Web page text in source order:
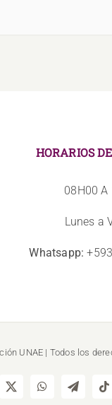
HORARIOS
08H00 A
Lunes a
Whatsapp:
UNAE | Todos los
X WhatsAppTelegram